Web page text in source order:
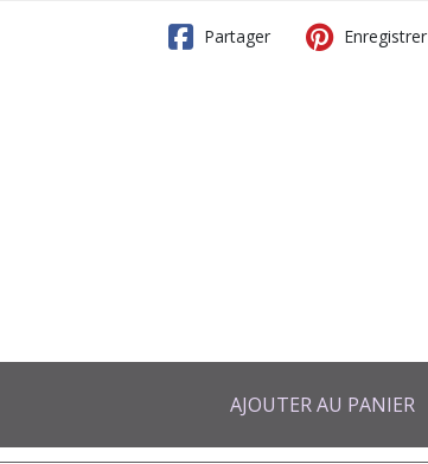
Partager Enregistrer
AJOUTER AU PANIER